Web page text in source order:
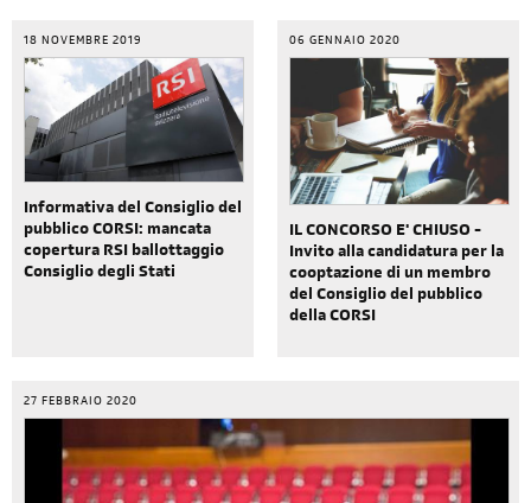
18 NOVEMBRE 2019
Informativa del Consiglio del
pubblico CORSI: mancata
copertura RSI ballottaggio
Consiglio degli Stati
06 GENNAIO 2020
IL CONCORSO E' CHIUSO -
Invito alla candidatura per la
cooptazione di un membro
del Consiglio del pubblico
della CORSI
27 FEBBRAIO 2020